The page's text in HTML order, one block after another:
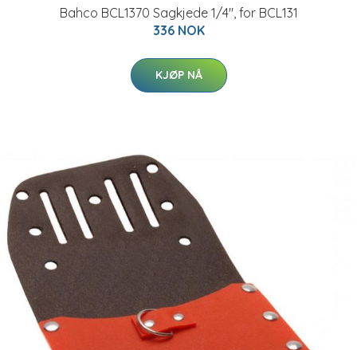
Bahco BCL1370 Sagkjede 1/4", for BCL131
336 NOK
KJØP NÅ